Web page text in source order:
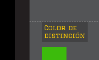
Color de
distinción